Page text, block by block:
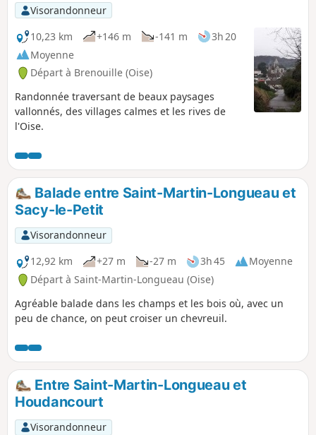
Visorandonneur
10,23 km
+146 m -141 m
3h 20
Moyenne
Départ à Brenouille (Oise)
Randonnée traversant de beaux paysages
vallonnés, des villages calmes et les rives de
l'Oise.
Balade entre Saint-Martin-Longueau et
Sacy-le-Petit
Visorandonneur
12,92 km
+27 m -27 m 3h 45
Moyenne
Départ à Saint-Martin-Longueau (Oise)
Agréable balade dans les champs et les bois où, avec un
peu de chance, on peut croiser un chevreuil.
Entre Saint-Martin-Longueau et
Houdancourt
Visorandonneur